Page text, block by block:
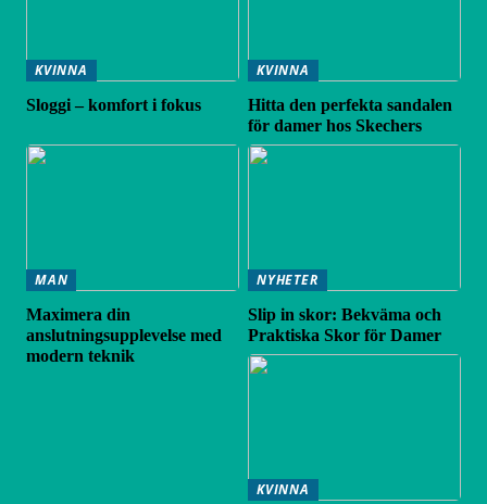
KVINNA
Sloggi – komfort i fokus
KVINNA
Hitta den perfekta sandalen
för damer hos Skechers
MAN
Maximera din
anslutningsupplevelse med
modern teknik
NYHETER
Slip in skor: Bekväma och
Praktiska Skor för Damer
KVINNA